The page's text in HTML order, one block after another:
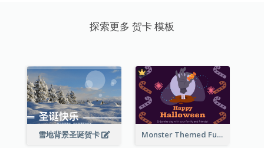
探索更多 贺卡 模板
雪地背景圣诞贺卡 Monster Themed Fun Halloween Greeting Card